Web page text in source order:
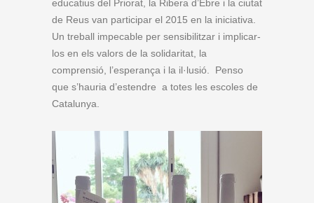
educatius del Priorat, la Ribera d’Ebre i la ciutat
de Reus van participar el 2015 en la iniciativa.
Un treball impecable per sensibilitzar i implicar-
los en els valors de la solidaritat, la
comprensió, l’esperança i la il·lusió. Penso
que s’hauria d’estendre a totes les escoles de
Catalunya.